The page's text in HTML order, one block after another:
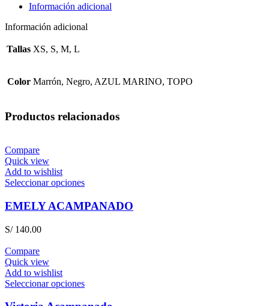
Información adicional
Información adicional
Tallas XS, S, M, L
Color Marrón, Negro, AZUL MARINO, TOPO
Productos relacionados
Compare
Quick view
Add to wishlist
Seleccionar opciones
EMELY ACAMPANADO
S/140.00
Compare
Quick view
Add to wishlist
Seleccionar opciones